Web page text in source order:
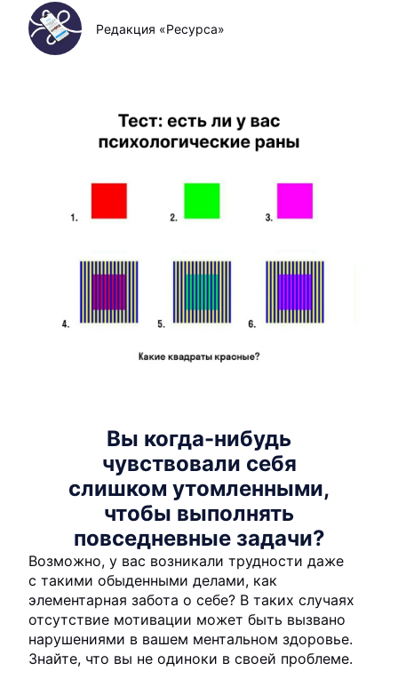
Редакция «Ресурса»
Вы когда-нибудь
чувствовали себя
слишком утомленными,
чтобы выполнять
повседневные задачи?
Возможно, у вас возникали трудности даже
с такими обыденными делами, как
элементарная забота о себе? В таких случаях
отсутствие мотивации может быть вызвано
нарушениями в вашем ментальном здоровье.
Знайте, что вы не одиноки в своей проблеме.